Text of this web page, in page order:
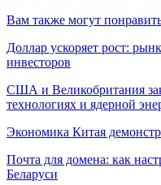
Вам также могут
Доллар ускоряет рост:
инвесторов
США и Великобритания
технологиях и ядерной
Экономика Китая
Почта для домена: как
Беларуси